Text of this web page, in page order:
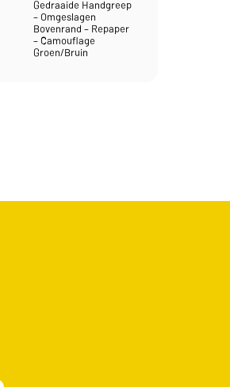
Gedraaide Handgreep
– Omgeslagen
Bovenrand – Repaper
– Camouflage
Groen/Bruin